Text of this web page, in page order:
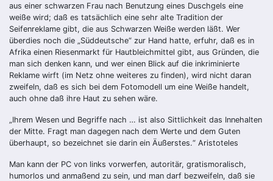
aus einer schwarzen Frau nach Benutzung eines Duschgels eine
weiße wird; daß es tatsächlich eine sehr alte Tradition der
Seifenreklame gibt, die aus Schwarzen Weiße werden läßt. Wer
überdies noch die „Süddeutsche“ zur Hand hatte, erfuhr, daß es in
Afrika einen Riesenmarkt für Hautbleichmittel gibt, aus Gründen, die
man sich denken kann, und wer einen Blick auf die inkriminierte
Reklame wirft (im Netz ohne weiteres zu finden), wird nicht daran
zweifeln, daß es sich bei dem Fotomodell um eine Weiße handelt,
auch ohne daß ihre Haut zu sehen wäre.
„Ihrem Wesen und Begriffe nach … ist also Sittlichkeit das Innehalten
der Mitte. Fragt man dagegen nach dem Werte und dem Guten
überhaupt, so bezeichnet sie darin ein Äußerstes.“ Aristoteles
Man kann der PC von links vorwerfen, autoritär, gratismoralisch,
humorlos und anmaßend zu sein, und man darf bezweifeln, daß sie